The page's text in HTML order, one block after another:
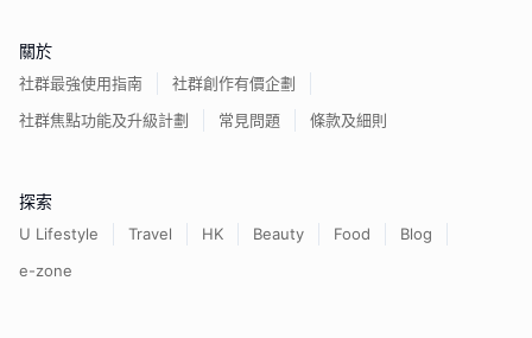
關於
社群最強使用指南
社群創作有價企劃
社群焦點功能及升級計劃
常見問題 條款及細則
探索
U Lifestyle Travel HK Beauty Food
Blog
e-zone